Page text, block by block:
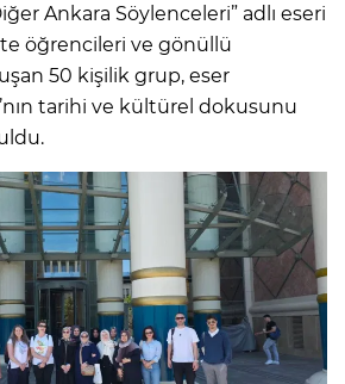
Ankara Söylenceleri” adlı eseri
öğrencileri ve gönüllü
50 kişilik grup, eser
tarihi ve kültürel dokusunu